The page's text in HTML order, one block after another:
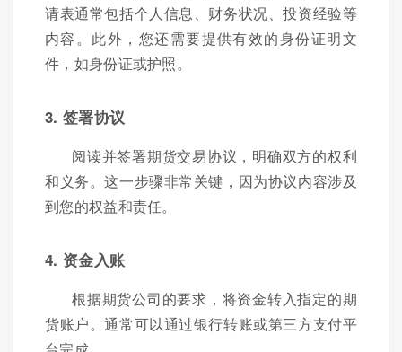
请表通常包括个人信息、财务状况、投资经验等
内容。此外，您还需要提供有效的身份证明文
件，如身份证或护照。
3. 签署协议
阅读并签署期货交易协议，明确双方的权利
和义务。这一步骤非常关键，因为协议内容涉及
到您的权益和责任。
4. 资金入账
根据期货公司的要求，将资金转入指定的期
货账户。通常可以通过银行转账或第三方支付平